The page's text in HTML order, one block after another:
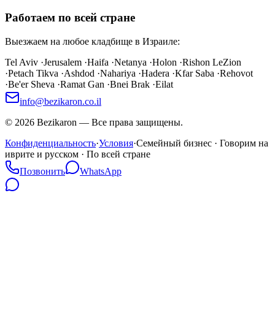
Работаем по всей стране
Выезжаем на любое кладбище в Израиле:
Tel Aviv ·Jerusalem ·Haifa ·Netanya ·Holon ·Rishon LeZion
·Petach Tikva ·Ashdod ·Nahariya ·Hadera ·Kfar Saba ·Rehovot
·Be'er Sheva ·Ramat Gan ·Bnei Brak ·Eilat
info@bezikaron.co.il
© 2026 Bezikaron — Все права защищены.
Конфиденциальность·Условия·Семейный бизнес · Говорим на
иврите и русском · По всей стране
Позвонить
WhatsApp